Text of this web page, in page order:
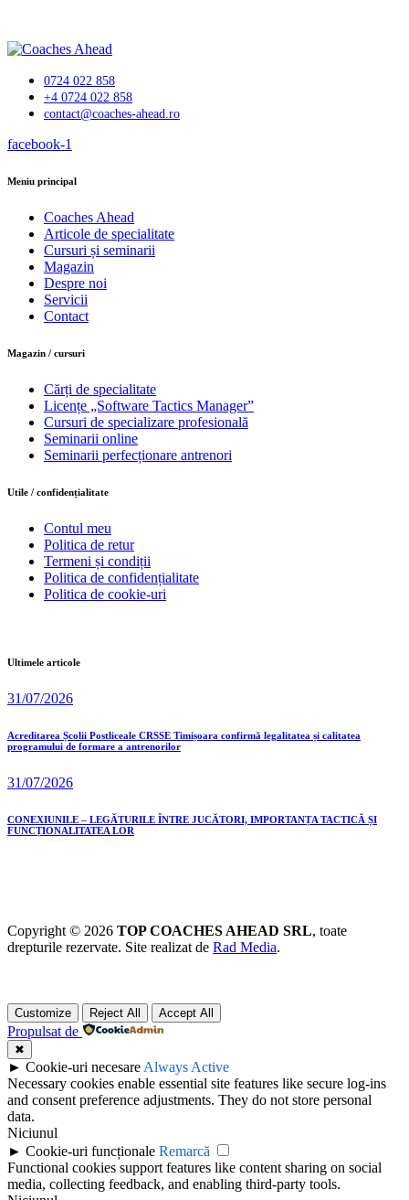
0724 022 858
+4 0724 022 858
contact@coaches-ahead.ro
facebook-1
Meniu principal
Coaches Ahead
Articole de specialitate
Cursuri și seminarii
Magazin
Despre noi
Servicii
Contact
Magazin / cursuri
Cărți de specialitate
Licențe „Software Tactics Manager”
Cursuri de specializare profesională
Seminarii online
Seminarii perfecționare antrenori
Utile / confidențialitate
Contul meu
Politica de retur
Termeni și condiții
Politica de confidențialitate
Politica de cookie-uri
Ultimele articole
31/07/2026
Acreditarea Școlii Postliceale CRSSE Timișoara confirmă legalitatea și calitatea
programului de formare a antrenorilor
31/07/2026
CONEXIUNILE – LEGĂTURILE ÎNTRE JUCĂTORI, IMPORTANȚA TACTICĂ ȘI
FUNCȚIONALITATEA LOR
Copyright © 2026 TOP COACHES AHEAD SRL, toate
drepturile rezervate. Site realizat de Rad Media.
Customize Reject All Accept All
Propulsat de
✖
► Cookie-uri necesare Always Active
Necessary cookies enable essential site features like secure log-ins
and consent preference adjustments. They do not store personal
data.
Niciunul
► Cookie-uri funcționale Remarcă
Functional cookies support features like content sharing on social
media, collecting feedback, and enabling third-party tools.